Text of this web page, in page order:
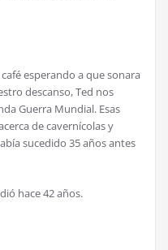
esperando a que sonara
descanso, Ted nos
Guerra Mundial. Esas
de cavernícolas y
sucedido 35 años antes
hace 42 años.